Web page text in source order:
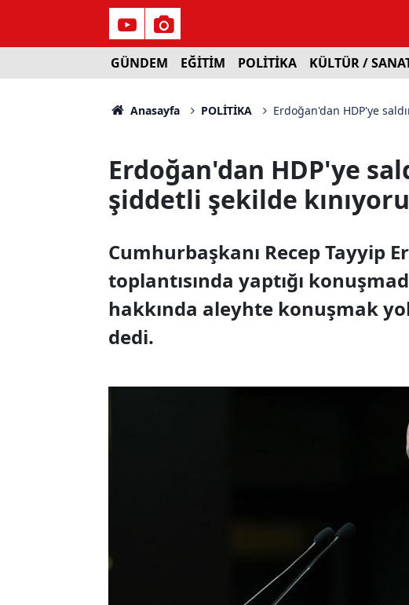
GÜNDEM EĞİTİM POLİTİKA KÜLTÜR /
Anasayfa POLİTİKA Erdoğan'dan HDP'ye
Erdoğan'dan HDP'ye
şiddetli şekilde
Cumhurbaşkanı Recep Tayyip
toplantısında yaptığı
hakkında aleyhte konuşmak
dedi.